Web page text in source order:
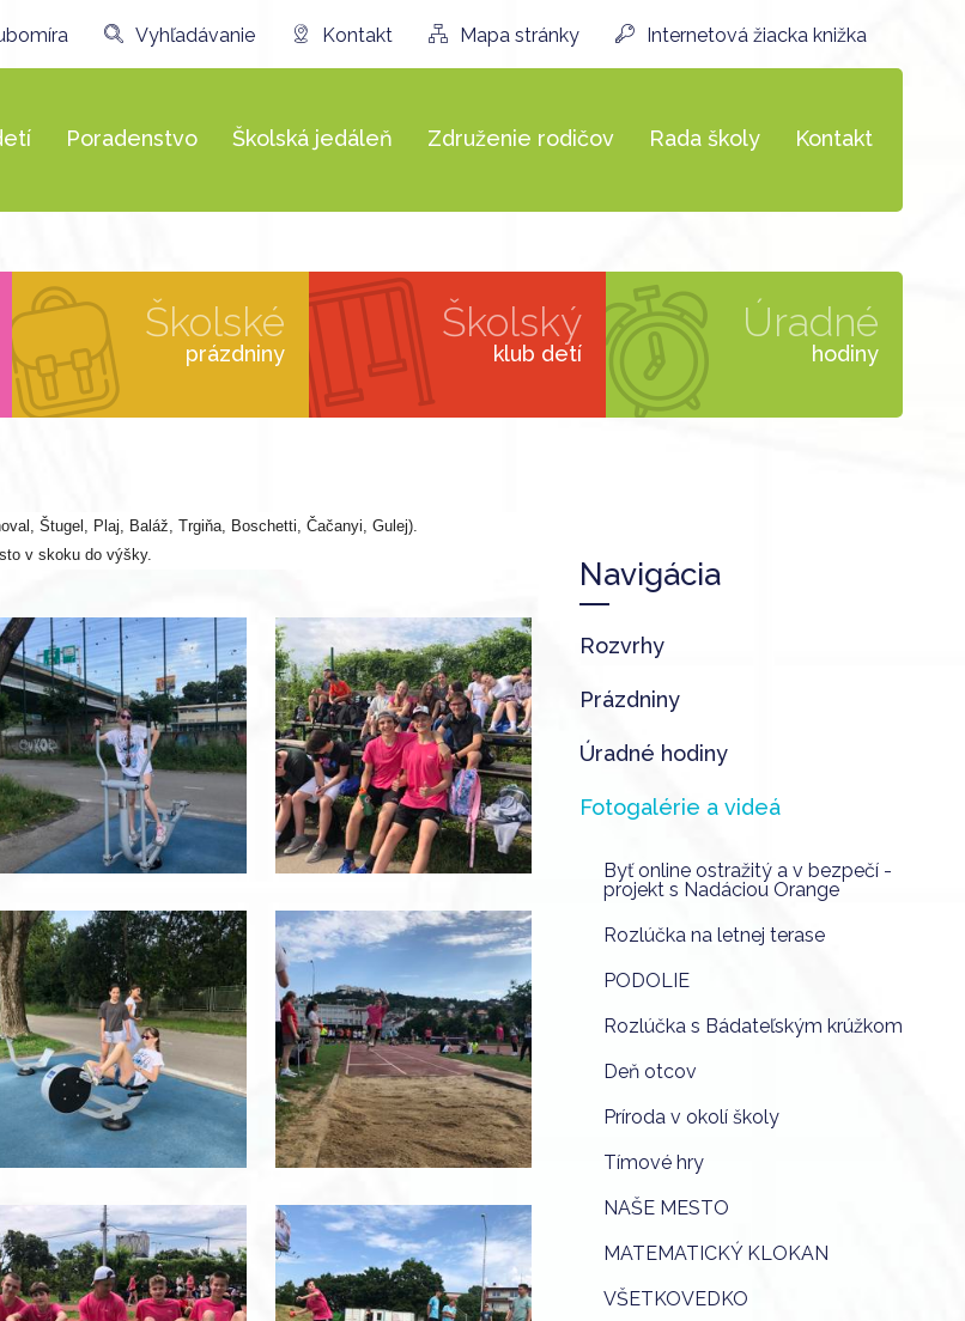
Vyhľadávanie Kontakt Mapa stránky Internetová žiacka knižka
Poradenstvo Školská jedáleň Združenie rodičov Rada školy Kontakt
Školské
prázdniny
Školský
klub detí
Úradné
hodiny
Štugel, Plaj, Baláž, Trgiňa, Boschetti, Čačanyi, Gulej).
v skoku do výšky.
Navigácia
Rozvrhy
Prázdniny
Úradné hodiny
Fotogalérie a videá
Byť online ostražitý a v bezpečí -
projekt s Nadáciou Orange
Rozlúčka na letnej terase
PODOLIE
Rozlúčka s Bádateľským krúžkom
Deň otcov
Príroda v okolí školy
Tímové hry
NAŠE MESTO
MATEMATICKÝ KLOKAN
VŠETKOVEDKO